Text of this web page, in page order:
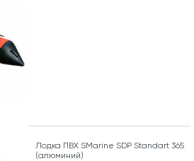
Лодка ПВХ SMarine SDP Standart 365
(алюминий)